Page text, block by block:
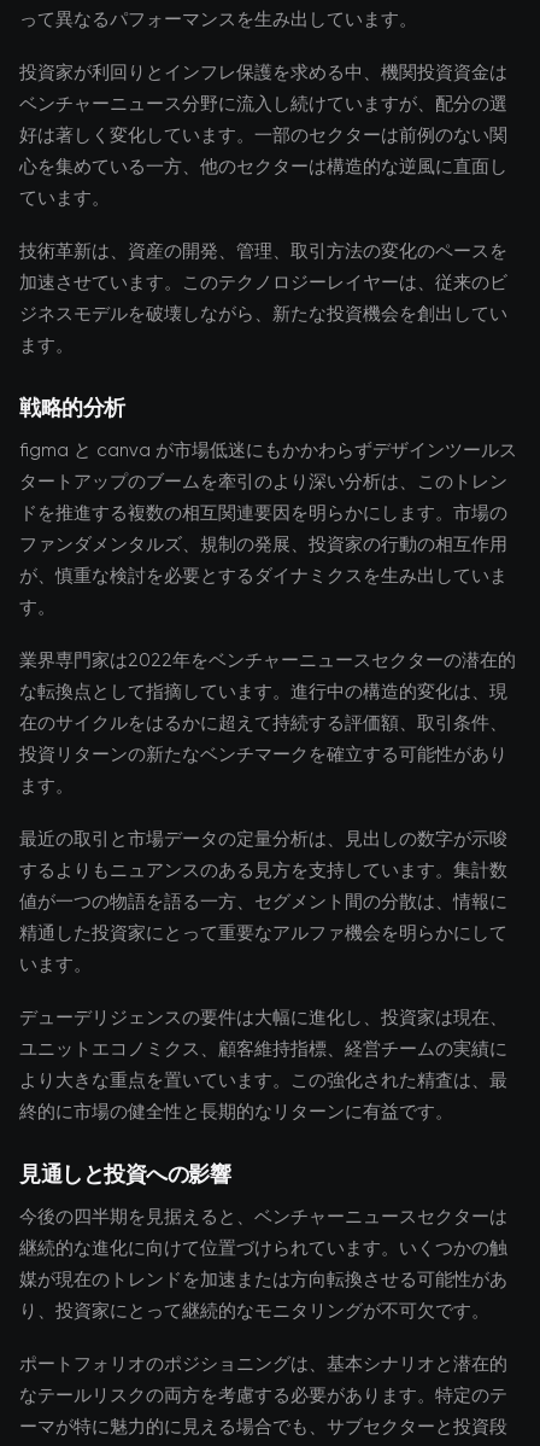
って異なるパフォーマンスを生み出しています。
投資家が利回りとインフレ保護を求める中、機関投資資金は
ベンチャーニュース分野に流入し続けていますが、配分の選
好は著しく変化しています。一部のセクターは前例のない関
心を集めている一方、他のセクターは構造的な逆風に直面し
ています。
技術革新は、資産の開発、管理、取引方法の変化のペースを
加速させています。このテクノロジーレイヤーは、従来のビ
ジネスモデルを破壊しながら、新たな投資機会を創出してい
ます。
戦略的分析
figma と canva が市場低迷にもかかわらずデザインツールス
タートアップのブームを牽引のより深い分析は、このトレン
ドを推進する複数の相互関連要因を明らかにします。市場の
ファンダメンタルズ、規制の発展、投資家の行動の相互作用
が、慎重な検討を必要とするダイナミクスを生み出していま
す。
業界専門家は2022年をベンチャーニュースセクターの潜在的
な転換点として指摘しています。進行中の構造的変化は、現
在のサイクルをはるかに超えて持続する評価額、取引条件、
投資リターンの新たなベンチマークを確立する可能性があり
ます。
最近の取引と市場データの定量分析は、見出しの数字が示唆
するよりもニュアンスのある見方を支持しています。集計数
値が一つの物語を語る一方、セグメント間の分散は、情報に
精通した投資家にとって重要なアルファ機会を明らかにして
います。
デューデリジェンスの要件は大幅に進化し、投資家は現在、
ユニットエコノミクス、顧客維持指標、経営チームの実績に
より大きな重点を置いています。この強化された精査は、最
終的に市場の健全性と長期的なリターンに有益です。
見通しと投資への影響
今後の四半期を見据えると、ベンチャーニュースセクターは
継続的な進化に向けて位置づけられています。いくつかの触
媒が現在のトレンドを加速または方向転換させる可能性があ
り、投資家にとって継続的なモニタリングが不可欠です。
ポートフォリオのポジショニングは、基本シナリオと潜在的
なテールリスクの両方を考慮する必要があります。特定のテ
ーマが特に魅力的に見える場合でも、サブセクターと投資段